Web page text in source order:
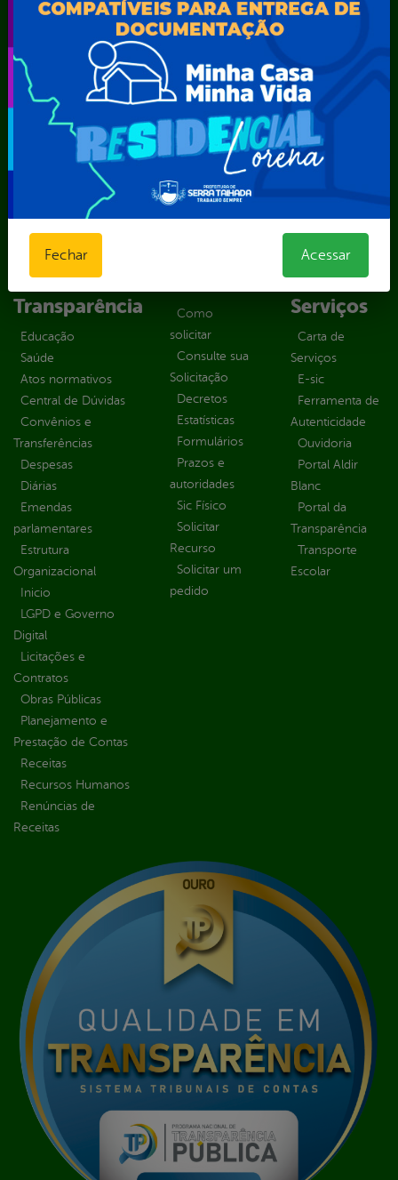
Secretaria Municipal de Educação – SEST
Secretaria Municipal de Esporte e Lazer – SEMEL
Secretaria Municipal de Finanças – SECFIN
Secretaria Municipal de Governo – SEGOV
Secretaria Municipal de Meio Ambiente – SEMA
Secretaria Municipal de Planejamento e Gestão – SEPLAG
Secretaria Municipal de Relações Institucionais – SEMRI
Secretaria Municipal de Saúde – SMS
Secretaria Municipal de Serviços Públicos – SEMUSP
Superintendência de Trânsito e Transportes de Serra
Talhada-STTRANS
Portal da
Transparência
Educação
Saúde
Atos normativos
Central de Dúvidas
Convênios e
Transferências
Despesas
Diárias
Emendas
parlamentares
Estrutura
Organizacional
Inicio
LGPD e Governo
Digital
Licitações e
Contratos
Obras Públicas
Planejamento e
Prestação de Contas
Receitas
Recursos Humanos
Renúncias de
Receitas
Como
solicitar
Consulte sua
Solicitação
Decretos
Estatísticas
Formulários
Prazos e
autoridades
Sic Físico
Solicitar
Recurso
Solicitar um
pedido
Outros
Serviços
Carta de
Serviços
E-sic
Ferramenta de
Autenticidade
Ouvidoria
Portal Aldir
Blanc
Portal da
Transparência
Transporte
Escolar
Fechar Acessar